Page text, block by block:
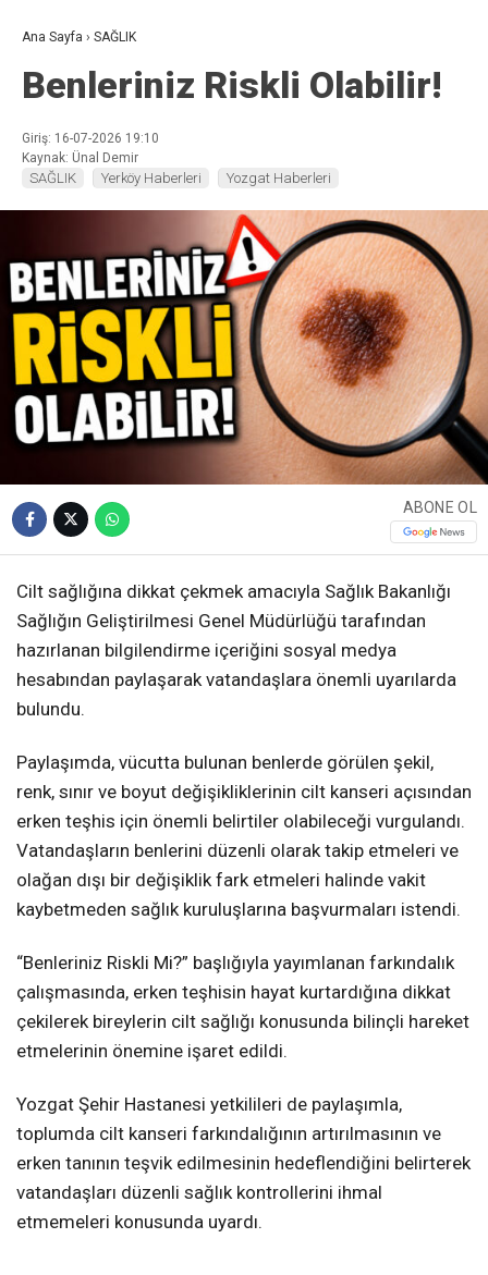
Ana Sayfa › SAĞLIK
Benleriniz Riskli Olabilir!
Giriş: 16-07-2026 19:10
Kaynak: Ünal Demir
SAĞLIK Yerköy Haberleri Yozgat Haberleri
ABONE OL
Cilt sağlığına dikkat çekmek amacıyla Sağlık Bakanlığı
Sağlığın Geliştirilmesi Genel Müdürlüğü tarafından
hazırlanan bilgilendirme içeriğini sosyal medya
hesabından paylaşarak vatandaşlara önemli uyarılarda
bulundu.
Paylaşımda, vücutta bulunan benlerde görülen şekil,
renk, sınır ve boyut değişikliklerinin cilt kanseri açısından
erken teşhis için önemli belirtiler olabileceği vurgulandı.
Vatandaşların benlerini düzenli olarak takip etmeleri ve
olağan dışı bir değişiklik fark etmeleri halinde vakit
kaybetmeden sağlık kuruluşlarına başvurmaları istendi.
“Benleriniz Riskli Mi?” başlığıyla yayımlanan farkındalık
çalışmasında, erken teşhisin hayat kurtardığına dikkat
çekilerek bireylerin cilt sağlığı konusunda bilinçli hareket
etmelerinin önemine işaret edildi.
Yozgat Şehir Hastanesi yetkilileri de paylaşımla,
toplumda cilt kanseri farkındalığının artırılmasının ve
erken tanının teşvik edilmesinin hedeflendiğini belirterek
vatandaşları düzenli sağlık kontrollerini ihmal
etmemeleri konusunda uyardı.